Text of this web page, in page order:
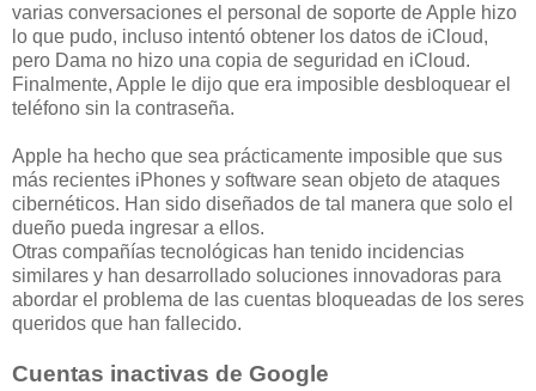
varias conversaciones el personal de soporte de Apple hizo
lo que pudo, incluso intentó obtener los datos de iCloud,
pero Dama no hizo una copia de seguridad en iCloud.
Finalmente, Apple le dijo que era imposible desbloquear el
teléfono sin la contraseña.
Apple ha hecho que sea prácticamente imposible que sus
más recientes iPhones y software sean objeto de ataques
cibernéticos. Han sido diseñados de tal manera que solo el
dueño pueda ingresar a ellos.
Otras compañías tecnológicas han tenido incidencias
similares y han desarrollado soluciones innovadoras para
abordar el problema de las cuentas bloqueadas de los seres
queridos que han fallecido.
Cuentas inactivas de Google